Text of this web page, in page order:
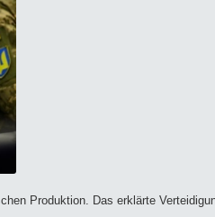
Produktion. Das erklärte